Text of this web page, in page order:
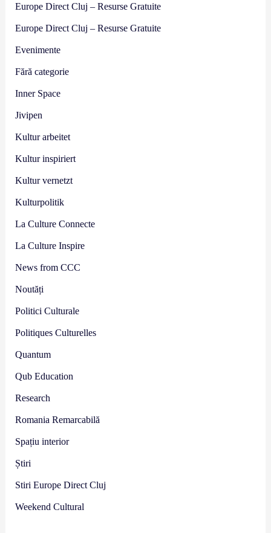
Europe Direct Cluj – Resurse Gratuite
Europe Direct Cluj – Resurse Gratuite
Evenimente
Fără categorie
Inner Space
Jivipen
Kultur arbeitet
Kultur inspiriert
Kultur vernetzt
Kulturpolitik
La Culture Connecte
La Culture Inspire
News from CCC
Noutăți
Politici Culturale
Politiques Culturelles
Quantum
Qub Education
Research
Romania Remarcabilă
Spațiu interior
Știri
Stiri Europe Direct Cluj
Weekend Cultural